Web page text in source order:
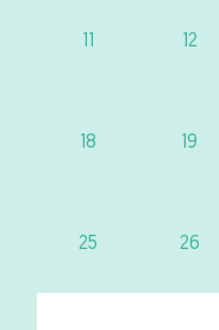
11 12
18 19
25 26